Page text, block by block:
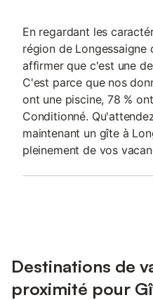
En regardant les
région de Longessaigne
affirmer que c'est une
C'est parce que nos
ont une piscine, 78 %
Conditionné.
maintenant un gîte à
pleinement de vos
Destinations de
proximité pour